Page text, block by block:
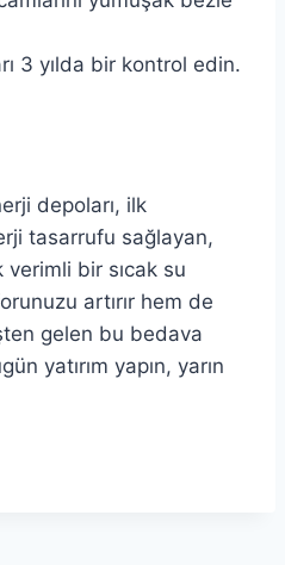
3 yılda bir kontrol edin.
depoları, ilk
tasarrufu sağlayan,
bir sıcak su
artırır hem de
gelen bu bedava
yatırım yapın, yarın